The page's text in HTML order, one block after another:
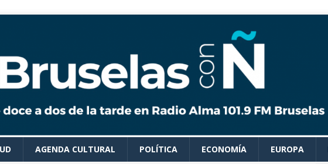
AGENDA CULTURAL POLÍTICA ECONOMÍA EUROPA